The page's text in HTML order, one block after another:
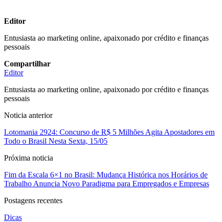
Editor
Entusiasta ao marketing online, apaixonado por crédito e finanças
pessoais
Compartilhar
Editor
Entusiasta ao marketing online, apaixonado por crédito e finanças
pessoais
Noticia anterior
Lotomania 2924: Concurso de R$ 5 Milhões Agita Apostadores em
Todo o Brasil Nesta Sexta, 15/05
Próxima noticia
Fim da Escala 6×1 no Brasil: Mudança Histórica nos Horários de
Trabalho Anuncia Novo Paradigma para Empregados e Empresas
Postagens recentes
Dicas